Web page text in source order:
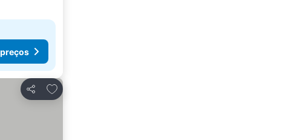
Partilhar
Adicionar aos favoritos